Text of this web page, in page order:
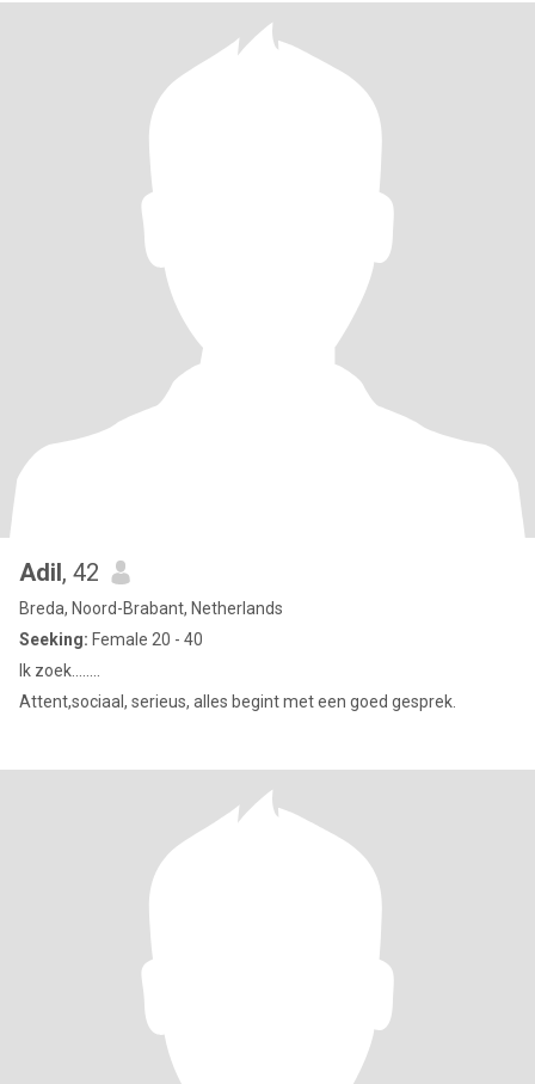
Adil, 42
Breda, Noord-Brabant, Netherlands
Seeking: Female 20 - 40
Ik zoek........
Attent,sociaal, serieus, alles begint met een goed gesprek.